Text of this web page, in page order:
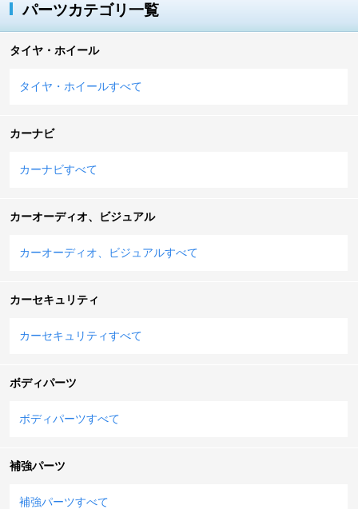
パーツカテゴリ一覧
タイヤ・ホイール
タイヤ・ホイールすべて
カーナビ
カーナビすべて
カーオーディオ、ビジュアル
カーオーディオ、ビジュアルすべて
カーセキュリティ
カーセキュリティすべて
ボディパーツ
ボディパーツすべて
補強パーツ
補強パーツすべて